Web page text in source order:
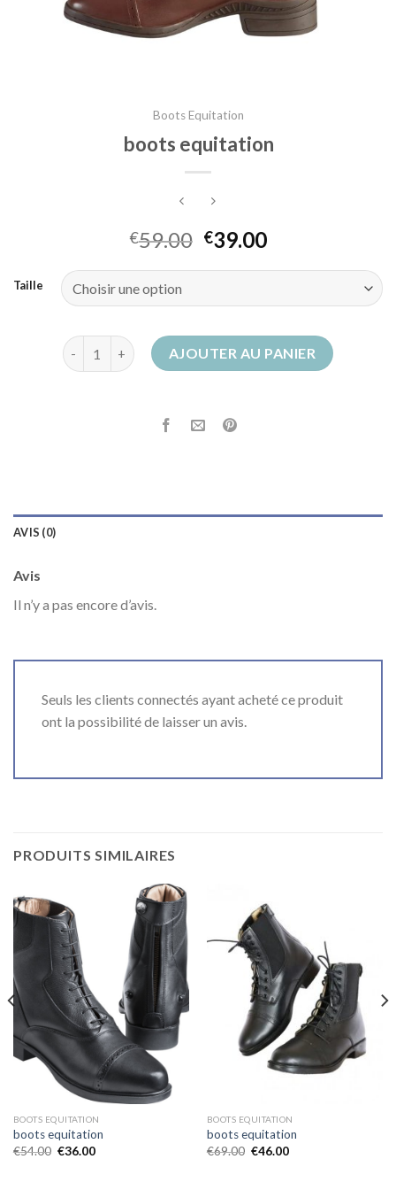
Boots Equitation
boots equitation
€59.00 €39.00
Taille
quantité de boots equitationAJOUTER AU PANIER
AVIS (0)
Avis
Il n’y a pas encore d’avis.
Seuls les clients connectés ayant acheté ce produit
ont la possibilité de laisser un avis.
PRODUITS SIMILAIRES
BOOTS EQUITATION
boots equitation
€54.00 €36.00
BOOTS EQUITATION
boots equitation
€69.00 €46.00